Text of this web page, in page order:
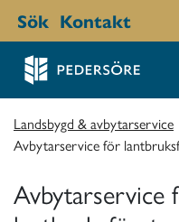
Sök Kontakt
Landsbygd & avbytarservice
Avbytarservice för
Avbytarservice